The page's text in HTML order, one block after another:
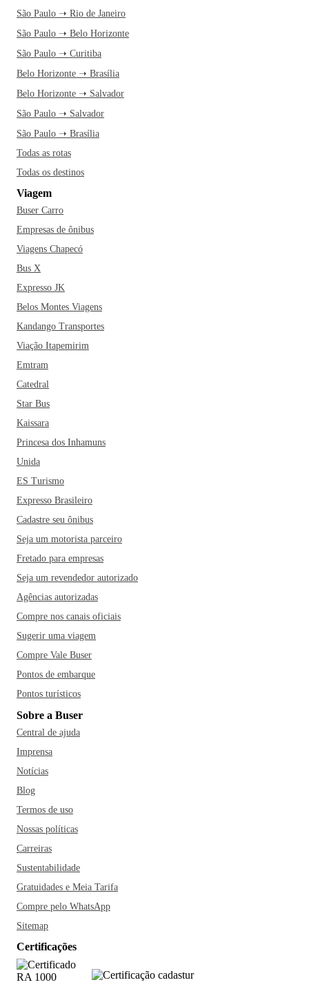
São Paulo ➝ Rio de Janeiro
São Paulo ➝ Belo Horizonte
São Paulo ➝ Curitiba
Belo Horizonte ➝ Brasília
Belo Horizonte ➝ Salvador
São Paulo ➝ Salvador
São Paulo ➝ Brasília
Todas as rotas
Todas os destinos
Viagem
Buser Carro
Empresas de ônibus
Viagens Chapecó
Bus X
Expresso JK
Belos Montes Viagens
Kandango Transportes
Viação Itapemirim
Emtram
Catedral
Star Bus
Kaissara
Princesa dos Inhamuns
Unida
ES Turismo
Expresso Brasileiro
Cadastre seu ônibus
Seja um motorista parceiro
Fretado para empresas
Seja um revendedor autorizado
Agências autorizadas
Compre nos canais oficiais
Sugerir uma viagem
Compre Vale Buser
Pontos de embarque
Pontos turísticos
Sobre a Buser
Central de ajuda
Imprensa
Notícias
Blog
Termos de uso
Nossas políticas
Carreiras
Sustentabilidade
Gratuidades e Meia Tarifa
Compre pelo WhatsApp
Sitemap
Certificações